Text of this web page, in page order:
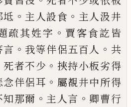
坻 。 主人設食 。 主人汲井
疏其姓字 。 賈客食訖皆
言 。 我等伴侶五百人 。 共
死者不少 。 挾持小板劣得
念伴侶耳 。 屬覩井中所得
知那爾 。 主人言 。 卿曹行